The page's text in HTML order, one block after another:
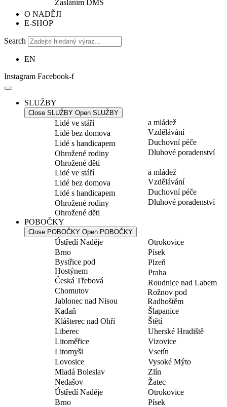
Zasláním DMS
O NADĚJI
E-SHOP
Search
EN
Instagram Facebook-f
SLUŽBY
Close SLUŽBY Open SLUŽBY
Lidé ve stáří
Lidé bez domova
Lidé s handicapem
Ohrožené rodiny
Ohrožené děti
a mládež
Vzdělávání
Duchovní péče
Dluhové poradenství
Lidé ve stáří
Lidé bez domova
Lidé s handicapem
Ohrožené rodiny
Ohrožené děti
a mládež
Vzdělávání
Duchovní péče
Dluhové poradenství
POBOČKY
Close POBOČKY Open POBOČKY
Ústředí Naděje
Brno
Bystřice pod
Hostýnem
Česká Třebová
Chomutov
Jablonec nad Nisou
Kadaň
Klášterec nad Ohří
Liberec
Litoměřice
Litomyšl
Lovosice
Mladá Boleslav
Nedašov
Otrokovice
Písek
Plzeň
Praha
Roudnice nad Labem
Rožnov pod
Radhoštěm
Šlapanice
Štětí
Uherské Hradiště
Vizovice
Vsetín
Vysoké Mýto
Zlín
Žatec
Ústředí Naděje
Brno
Otrokovice
Písek